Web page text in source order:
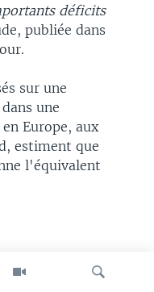
déficits
publiée dans
sur une
une
Europe, aux
estiment que
l'équivalent